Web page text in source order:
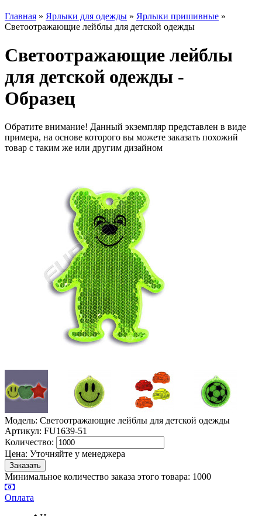
Главная » Ярлыки для одежды » Ярлыки пришивные »
Светоотражающие лейблы для детской одежды
Светоотражающие лейблы
для детской одежды -
Образец
Обратите внимание! Данный экземпляр представлен в виде
примера, на основе которого вы можете заказать похожий
товар с таким же или другим дизайном
Модель: Светоотражающие лейблы для детской одежды
Артикул: FU1639-51
Количество:
Цена: Уточняйте у менеджера
Минимальное количество заказа этого товара: 1000
Оплата